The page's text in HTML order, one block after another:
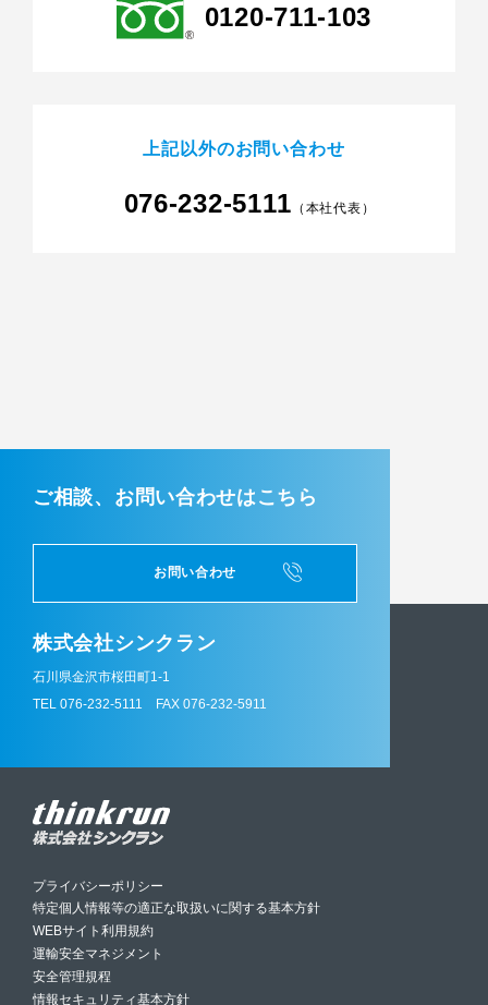
0120-711-103
上記以外のお問い合わせ
076-232-5111 （本社代表）
ご相談、お問い合わせはこちら
お問い合わせ
株式会社シンクラン
石川県金沢市桜田町1-1
TEL 076-232-5111
FAX 076-232-5911
プライバシーポリシー
特定個人情報等の適正な取扱いに関する基本方針
WEBサイト利用規約
運輸安全マネジメント
安全管理規程
情報セキュリティ基本方針